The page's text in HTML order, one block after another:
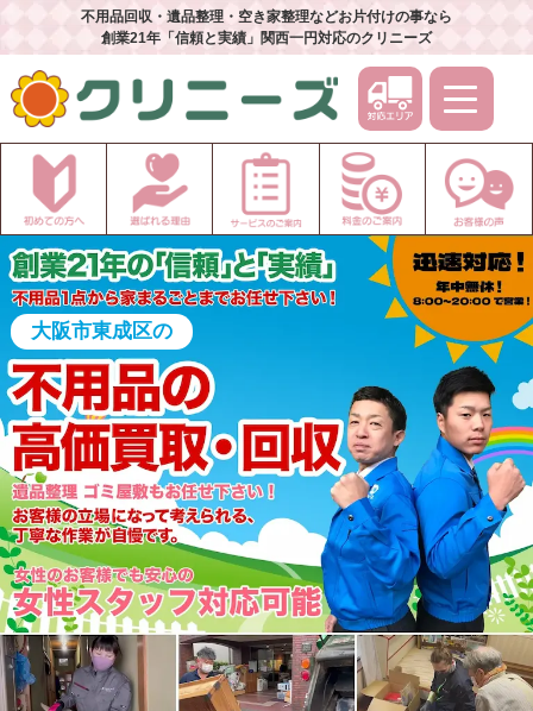
不用品回収・遺品整理・空き家整理などお片付けの事なら
創業21年「信頼と実績」関西一円対応のクリニーズ
大阪市東成区の